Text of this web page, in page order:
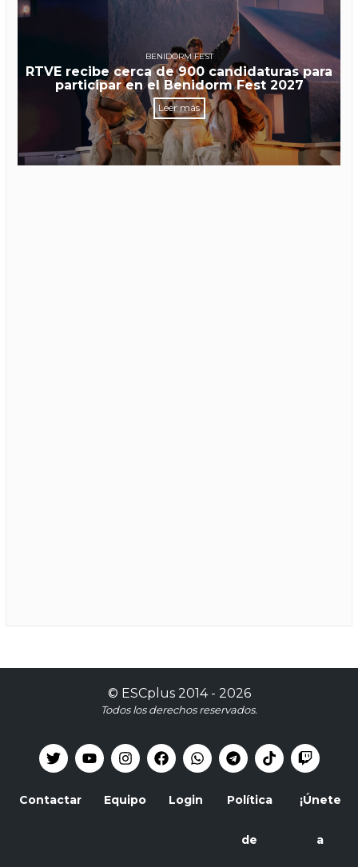
BENIDORM FEST
RTVE recibe cerca de 900 candidaturas para
participar en el Benidorm Fest 2027
Leer más
© ESCplus2014 - 2026
Todos los derechos reservados.
Contactar Equipo Login Política
de
¡Únete
a